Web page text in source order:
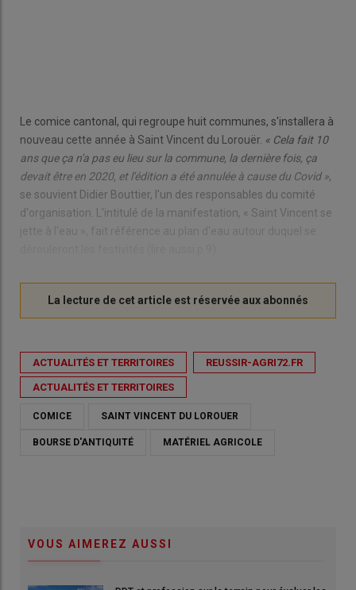
Le comice cantonal, qui regroupe huit communes, s'installera à
nouveau cette année à Saint Vincent du Lorouër. « Cela fait 10
ans que ça n'a pas eu lieu sur la commune, la dernière fois, ça
devait être en 2020, et l'édition a été annulée à cause du Covid »,
se souvient Didier Bouttier, l'un des responsables du comité
d'organisation. L'intitulé de la manifestation, « Saint Vincent se
jette à l'eau », fait référence au plan d'eau autour duquel se
ACTUALITÉS ET TERRITOIRES REUSSIR-AGRI72.FR
ACTUALITÉS ET TERRITOIRES
COMICE SAINT VINCENT DU LOROUER
BOURSE D'ANTIQUITÉ MATÉRIEL AGRICOLE
VOUS AIMEREZ AUSSI